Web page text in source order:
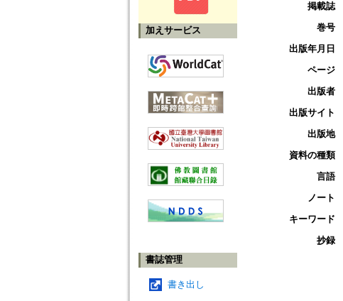
加えサービス
書誌管理
書き出し
掲載誌
巻号
出版年月日
ページ
出版者
出版サイト
出版地
資料の種類
言語
ノート
キーワード
抄録